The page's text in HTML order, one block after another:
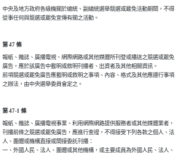
中央及地方政府各級機關於總統、副總統選舉競選或罷免活動期間，不得
從事任何與競選或罷免宣傳有關之活動。
第 47 條
報紙、雜誌、廣播電視、網際網路或其他媒體所刊登或播送之競選或罷免
廣告，應於該廣告中載明或敘明刊播者、出資者及其他相關資訊。
前項競選或罷免廣告應載明或敘明之事項、內容、格式及其他應遵行事項
之辦法，由中央選舉委員會定之。
第 47-1 條
報紙、雜誌、廣播電視事業、利用網際網路提供服務者或其他媒體業者，
刊播前條之競選或罷免廣告，應進行查證，不得接受下列各款之個人、法
人、團體或機構直接或間接委託刊播：
一、外國人民、法人、團體或其他機構，或主要成員為外國人民、法人、